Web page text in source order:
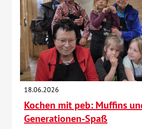
18.06.2026
Kochen mit peb: Muffins
Generationen-Spaß